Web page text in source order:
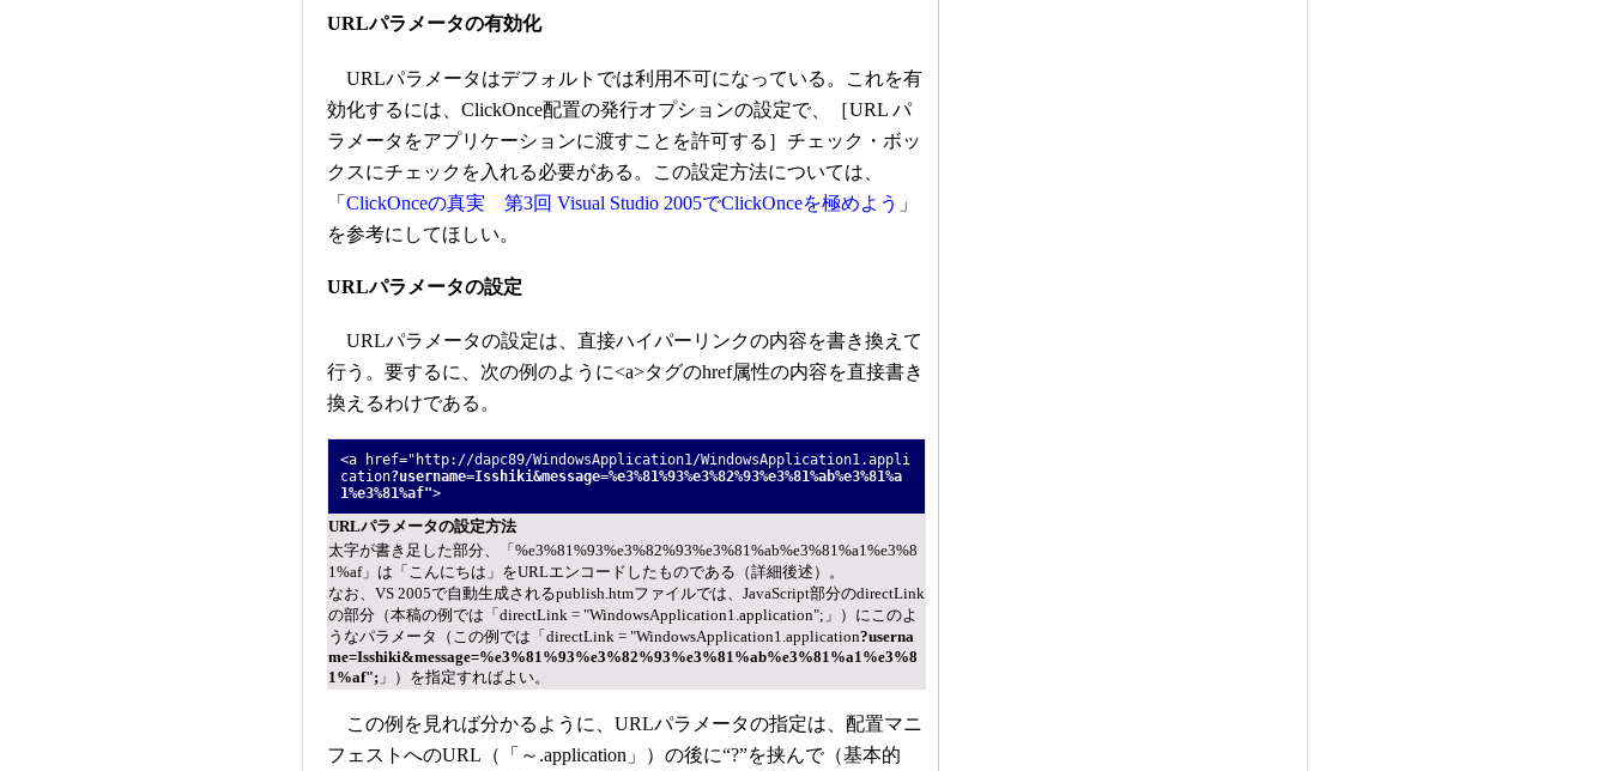
URLパラメータの有効化
URLパラメータはデフォルトでは利用不可になっている。これを有
効化するには、ClickOnce配置の発行オプションの設定で、［URL パ
ラメータをアプリケーションに渡すことを許可する］チェック・ボッ
クスにチェックを入れる必要がある。この設定方法については、
「 ClickOnceの真実 第3回 Visual Studio 2005でClickOnceを極めよう 」
を参考にしてほしい。
URLパラメータの設定
URLパラメータの設定は、直接ハイパーリンクの内容を書き換えて
行う。要するに、次の例のように<a>タグのhref属性の内容を直接書き
換えるわけである。
<a href="http://dapc89/WindowsApplication1/WindowsApplication1.appli
cation?username=Isshiki&message=%e3%81%93%e3%82%93%e3%81%ab%e3%81%a
1%e3%81%af">
URLパラメータの設定方法
太字が書き足した部分、「%e3%81%93%e3%82%93%e3%81%ab%e3%81%a1%e3%8
1%af」は「こんにちは」をURLエンコードしたものである（詳細後述）。
なお、VS 2005で自動生成されるpublish.htmファイルでは、JavaScript部分のdirectLink
の部分（本稿の例では「directLink = "WindowsApplication1.application";」）にこのよ
うなパラメータ（この例では「directLink = "WindowsApplication1.application?userna
me=Isshiki&message=%e3%81%93%e3%82%93%e3%81%ab%e3%81%a1%e3%8
1%af"; 」）を指定すればよい。
この例を見れば分かるように、URLパラメータの指定は、配置マニ
フェストへのURL（「～.application」）の後に“?”を挟んで（基本的